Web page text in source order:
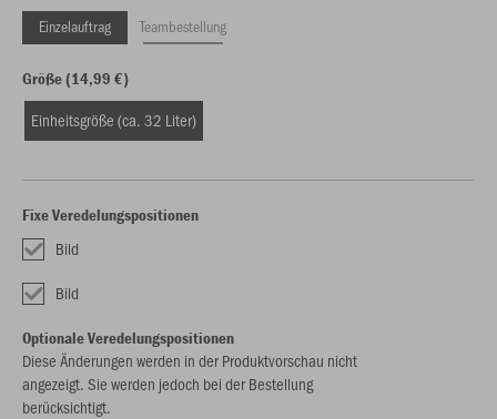
Einzelauftrag Teambestellung
Größe (14,99 €)
Einheitsgröße (ca. 32 Liter)
Fixe Veredelungspositionen
Bild
Bild
Optionale Veredelungspositionen
Diese Änderungen werden in der Produktvorschau nicht
angezeigt. Sie werden jedoch bei der Bestellung
berücksichtigt.